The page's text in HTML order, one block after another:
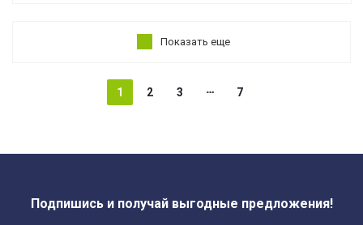
Показать еще
1 2 3 7
Подпишись и получай выгодные предложения!